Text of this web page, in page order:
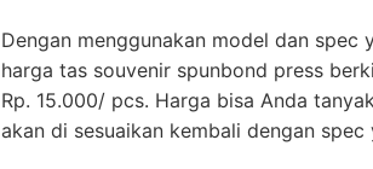
Dengan menggunakan model dan spec
harga tas souvenir spunbond press
Rp. 15.000/ pcs. Harga bisa Anda
akan di sesuaikan kembali dengan spec